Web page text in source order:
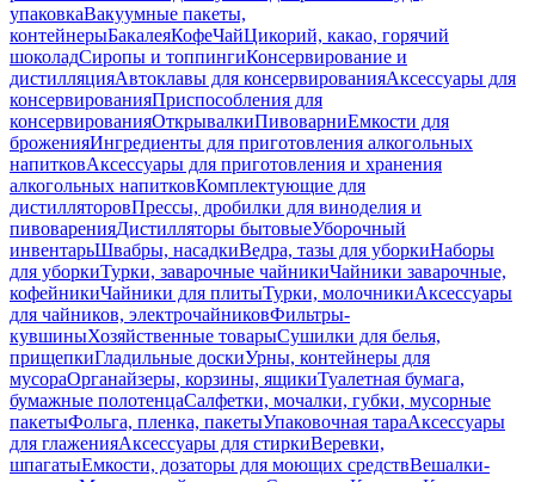
упаковкаВакуумные пакеты,
контейнерыБакалеяКофеЧайЦикорий, какао, горячий
шоколадСиропы и топпингиКонсервирование и
дистилляцияАвтоклавы для консервированияАксессуары для
консервированияПриспособления для
консервированияОткрывалкиПивоварниЕмкости для
броженияИнгредиенты для приготовления алкогольных
напитковАксессуары для приготовления и хранения
алкогольных напитковКомплектующие для
дистилляторовПрессы, дробилки для виноделия и
пивоваренияДистилляторы бытовыеУборочный
инвентарьШвабры, насадкиВедра, тазы для уборкиНаборы
для уборкиТурки, заварочные чайникиЧайники заварочные,
кофейникиЧайники для плитыТурки, молочникиАксессуары
для чайников, электрочайниковФильтры-
кувшиныХозяйственные товарыСушилки для белья,
прищепкиГладильные доскиУрны, контейнеры для
мусораОрганайзеры, корзины, ящикиТуалетная бумага,
бумажные полотенцаСалфетки, мочалки, губки, мусорные
пакетыФольга, пленка, пакетыУпаковочная тараАксессуары
для глаженияАксессуары для стиркиВеревки,
шпагатыЕмкости, дозаторы для моющих средствВешалки-